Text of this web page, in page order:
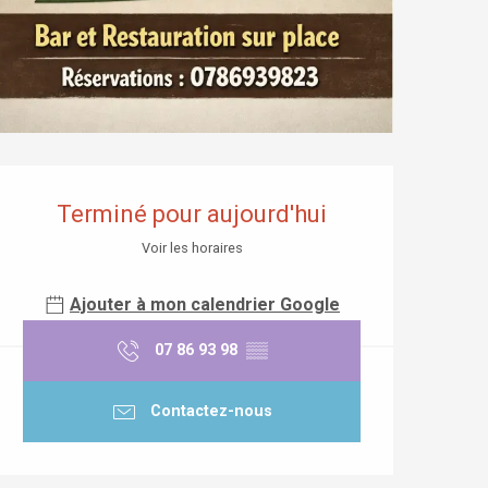
Terminé pour aujourd'hui
Voir les horaires
Ajouter à mon calendrier Google
07 86 93 98 ▒▒
Contactez-nous